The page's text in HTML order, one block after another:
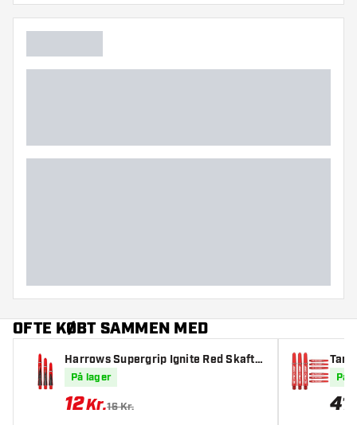
Yderligere farver
OFTE KØBT SAMMEN MED
Harrows Supergrip Ignite Red Skafte
På lager
12Kr.16 Kr.
På
41